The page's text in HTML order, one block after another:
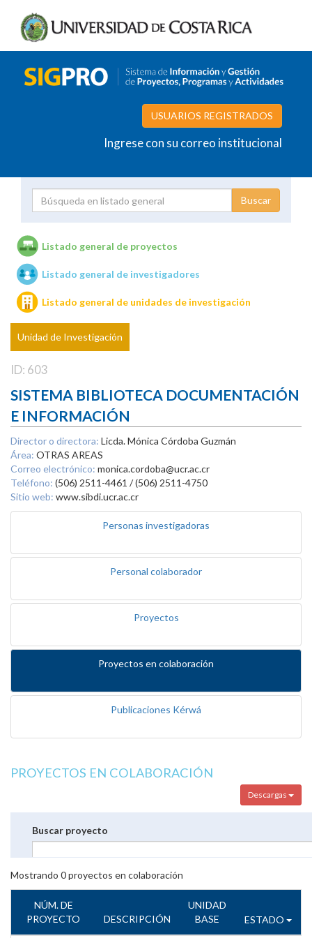
USUARIOS REGISTRADOS
Ingrese con su correo institucional
Unidades de investigación
Listado general de proyectos
Listado general de investigadores
Listado general de unidades de investigación
Unidad de Investigación
ID: 603
SISTEMA BIBLIOTECA DOCUMENTACIÓN
E INFORMACIÓN
Director o directora: Licda. Mónica Córdoba Guzmán
Área: OTRAS AREAS
Correo electrónico: monica.cordoba@ucr.ac.cr
Teléfono: (506) 2511-4461 / (506) 2511-4750
Sitio web: www.sibdi.ucr.ac.cr
Personas investigadoras
Personal colaborador
Proyectos
Proyectos en colaboración
Publicaciones Kérwá
PROYECTOS EN COLABORACIÓN
Descargas
Buscar proyecto
Mostrando 0proyectos en colaboración
NÚM. DE
PROYECTO
DESCRIPCIÓN
UNIDAD
BASE
ESTADO